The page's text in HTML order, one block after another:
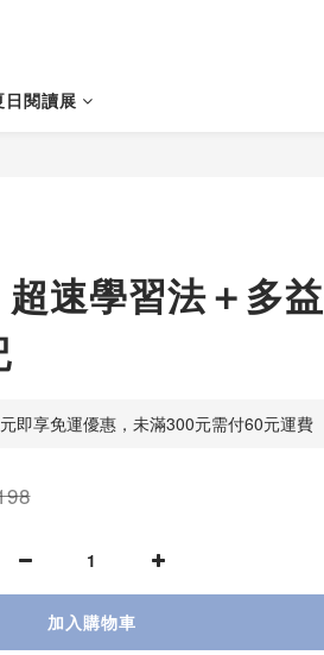
閱讀展
速學習法＋多益
即享免運優惠，未滿300元需付60元運費
加入購物車